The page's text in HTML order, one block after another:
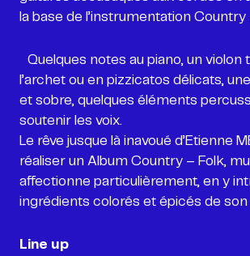
la base de l’instrumentation Country
Quelques notes au piano, un violon
l’archet ou en pizzicatos délicats,
et sobre, quelques éléments
soutenir les voix.
Le rêve jusque là inavoué d’Etienne
réaliser un Album Country – Folk,
affectionne particulièrement, en y
ingrédients colorés et épicés de son
Line up